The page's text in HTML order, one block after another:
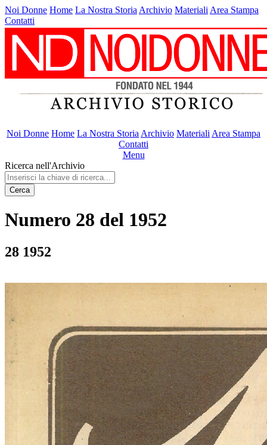
Noi Donne Home La Nostra Storia Archivio Materiali Area Stampa
Contatti
Noi Donne Home La Nostra Storia Archivio Materiali Area Stampa
Contatti
Menu
Ricerca nell'Archivio
Cerca
Numero 28 del 1952
28 1952